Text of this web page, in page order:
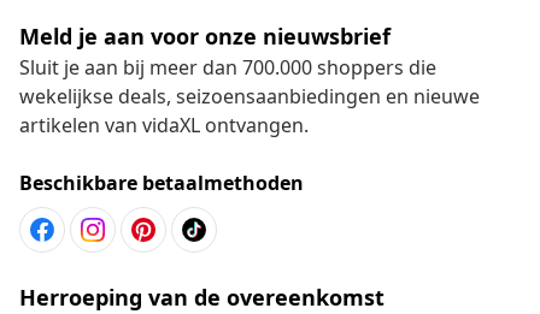
Meld je aan voor onze nieuwsbrief
Sluit je aan bij meer dan 700.000 shoppers die
wekelijkse deals, seizoensaanbiedingen en nieuwe
artikelen van vidaXL ontvangen.
Beschikbare betaalmethoden
Herroeping van de overeenkomst